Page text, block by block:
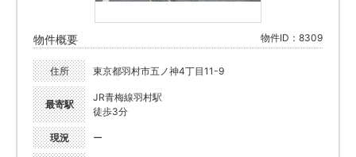
物件概要 物件ID：8309
住所 東京都羽村市五ノ神4丁目11-9
最寄駅
JR青梅線羽村駅
徒歩3分
現況 ー